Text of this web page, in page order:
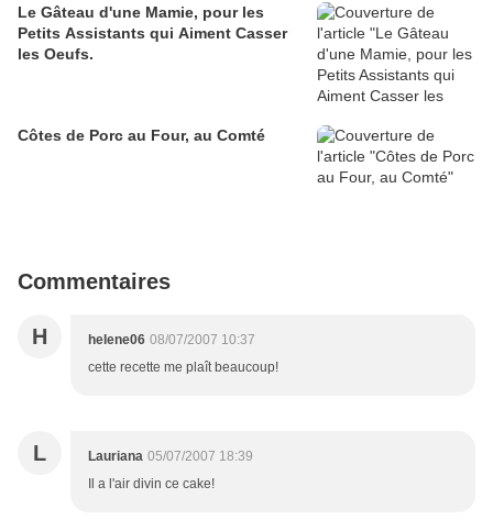
Le Gâteau d'une Mamie, pour les
Petits Assistants qui Aiment Casser
les Oeufs.
Côtes de Porc au Four, au Comté
Commentaires
H helene06 08/07/2007 10:37
cette recette me plaît beaucoup!
L Lauriana 05/07/2007 18:39
Il a l'air divin ce cake!